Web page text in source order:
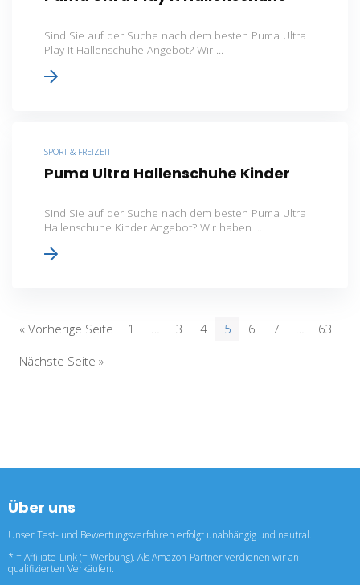
Sind Sie auf der Suche nach dem besten Puma Ultra
Play It Hallenschuhe Angebot? Wir ...
SPORT & FREIZEIT
Puma Ultra Hallenschuhe Kinder
Sind Sie auf der Suche nach dem besten Puma Ultra
Hallenschuhe Kinder Angebot? Wir haben ...
« Vorherige Seite 1 3 4 5 6 7
63
Nächste Seite »
Über uns
Unser Test- und Bewertungsverfahren erfolgt unabhängig und neutral.
* = Affiliate-Link (= Werbung). Als Amazon-Partner verdienen wir an
qualifizierten Verkäufen.